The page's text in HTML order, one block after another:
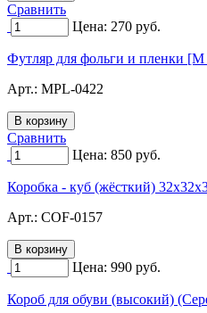
Сравнить
Цена: 270 руб.
Футляр для фольги и пленки [М
Арт.: MPL-0422
Сравнить
Цена: 850 руб.
Коробка - куб (жёсткий)
Арт.: COF-0157
Цена: 990 руб.
Короб для обуви (высокий)